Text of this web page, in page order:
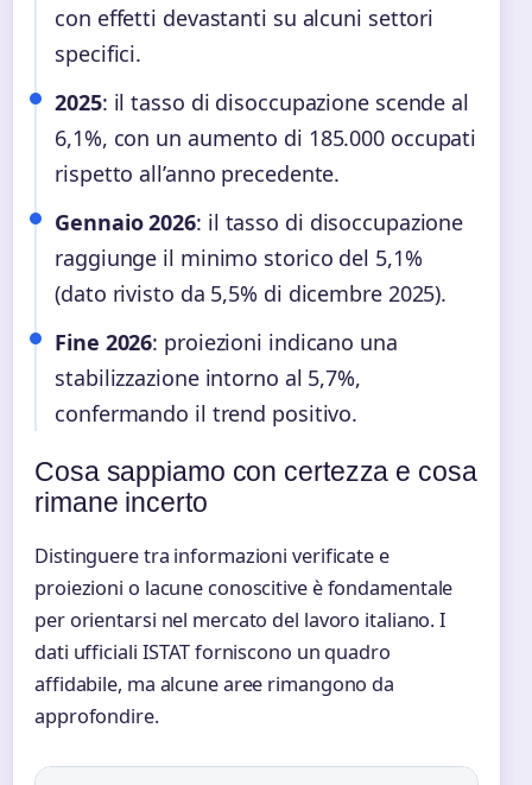
con effetti devastanti su alcuni settori
specifici.
2025: il tasso di disoccupazione scende al
6,1%, con un aumento di 185.000 occupati
rispetto all’anno precedente.
Gennaio 2026: il tasso di disoccupazione
raggiunge il minimo storico del 5,1%
(dato rivisto da 5,5% di dicembre 2025).
Fine 2026: proiezioni indicano una
stabilizzazione intorno al 5,7%,
confermando il trend positivo.
Cosa sappiamo con certezza e cosa
rimane incerto
Distinguere tra informazioni verificate e
proiezioni o lacune conoscitive è fondamentale
per orientarsi nel mercato del lavoro italiano. I
dati ufficiali ISTAT forniscono un quadro
affidabile, ma alcune aree rimangono da
approfondire.